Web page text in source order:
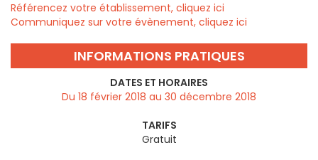
Référencez votre établissement, cliquez ici
Communiquez sur votre évènement, cliquez ici
INFORMATIONS PRATIQUES
DATES ET HORAIRES
Du 18 février 2018 au 30 décembre 2018
TARIFS
Gratuit